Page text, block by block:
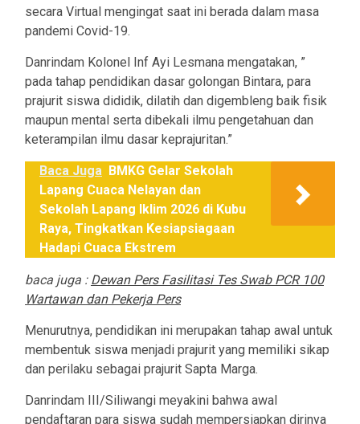
secara Virtual mengingat saat ini berada dalam masa
pandemi Covid-19.
Danrindam Kolonel Inf Ayi Lesmana mengatakan, ”
pada tahap pendidikan dasar golongan Bintara, para
prajurit siswa dididik, dilatih dan digembleng baik fisik
maupun mental serta dibekali ilmu pengetahuan dan
keterampilan ilmu dasar keprajuritan.”
Baca Juga BMKG Gelar Sekolah
Lapang Cuaca Nelayan dan
Sekolah Lapang Iklim 2026 di Kubu
Raya, Tingkatkan Kesiapsiagaan
Hadapi Cuaca Ekstrem
baca juga : Dewan Pers Fasilitasi Tes Swab PCR 100
Wartawan dan Pekerja Pers
Menurutnya, pendidikan ini merupakan tahap awal untuk
membentuk siswa menjadi prajurit yang memiliki sikap
dan perilaku sebagai prajurit Sapta Marga.
Danrindam III/Siliwangi meyakini bahwa awal
pendaftaran para siswa sudah mempersiapkan dirinya